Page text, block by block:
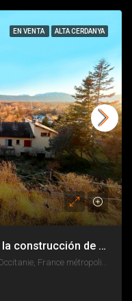
EN VENTA ALTA CERDANYA
Solar de 2.880 m2 aprox. para la construcción de 3 viviendas, a 10 minutos de Puigcerdà y a 4 de Llivia.